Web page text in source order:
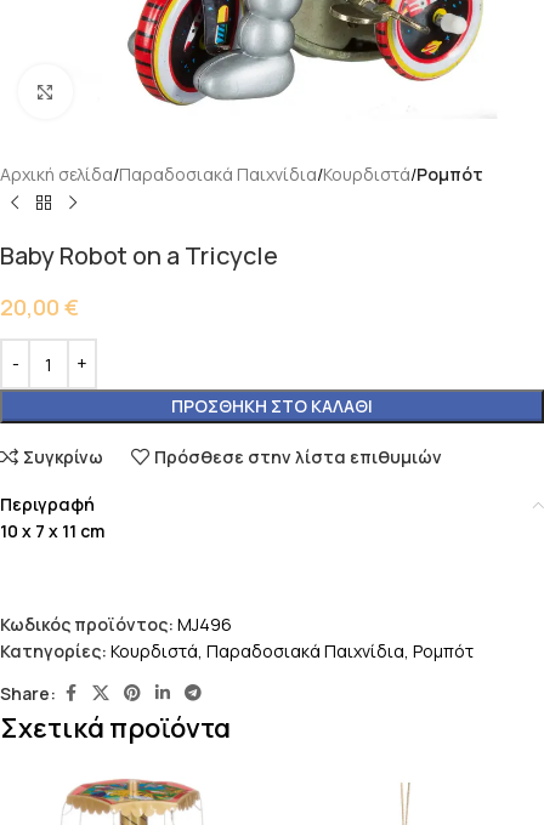
Κάντε κλικ για μεγέθυνση
Αρχική σελίδα Παραδοσιακά Παιχνίδια Κουρδιστά Ρομπότ
Baby Robot on a Tricycle
20,00 €
ΠΡΟΣΘΉΚΗ ΣΤΟ ΚΑΛΆΘΙ
Συγκρίνω Πρόσθεσε στην λίστα επιθυμιών
Περιγραφή
10 x 7 x 11 cm
Κωδικός προϊόντος: MJ496
Κατηγορίες: Κουρδιστά, Παραδοσιακά Παιχνίδια, Ρομπότ
Share:
Σχετικά προϊόντα